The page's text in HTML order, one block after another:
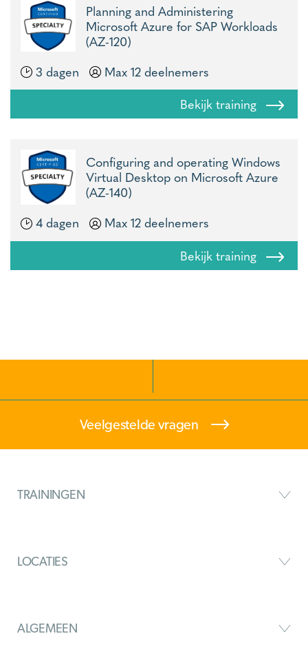
Planning and Administering
Microsoft Azure for SAP Workloads
(AZ-120)
3 dagen
Max 12 deelnemers
Bekijk training
Configuring and operating Windows
Virtual Desktop on Microsoft Azure
(AZ-140)
4 dagen
Max 12 deelnemers
Bekijk training
Veelgestelde vragen
TRAININGEN
LOCATIES
ALGEMEEN